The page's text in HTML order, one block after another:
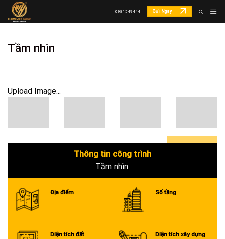
Skip
0981549444 Gọi Ngay
Tầm nhìn
Upload Image...
0+
Thông tin công trình
Tầm nhìn
Địa điểm Số tầng
Diện tích đất Diện tích xây dựng